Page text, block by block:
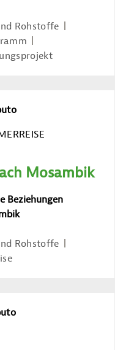
Rohstoffe
Mosambik
Mosambik
Beziehungen
Rohstoffe